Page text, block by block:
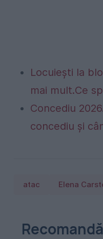
Locuiești la
mai mult.Ce
Concediu
concediu și
atac Elena